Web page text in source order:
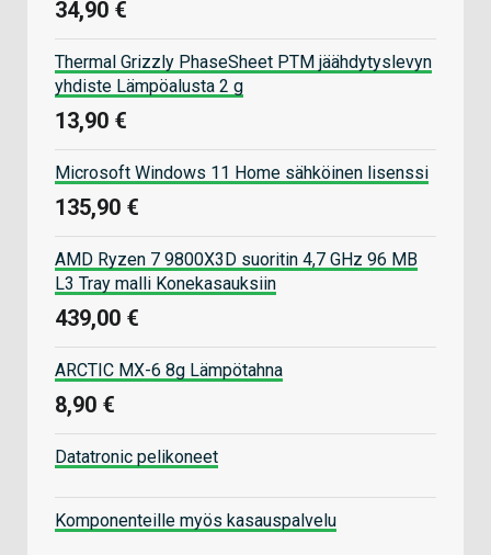
34,90 €
Thermal Grizzly PhaseSheet PTM jäähdytyslevyn
yhdiste Lämpöalusta 2 g
13,90 €
Microsoft Windows 11 Home sähköinen lisenssi
135,90 €
AMD Ryzen 7 9800X3D suoritin 4,7 GHz 96 MB
L3 Tray malli Konekasauksiin
439,00 €
ARCTIC MX-6 8g Lämpötahna
8,90 €
Datatronic pelikoneet
Komponenteille myös kasauspalvelu